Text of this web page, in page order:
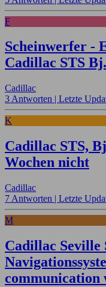
F
Scheinwerfer -
Cadillac STS
Cadillac
3 Antworten | Letzte
K
Cadillac STS,
Wochen nicht
Cadillac
7 Antworten | Letzte
M
Cadillac Seville
communication